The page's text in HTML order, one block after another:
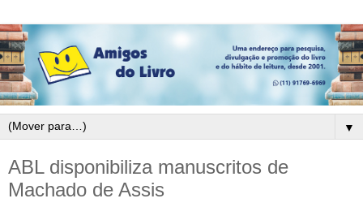
▼
ABL disponibiliza manuscritos de
Machado de Assis